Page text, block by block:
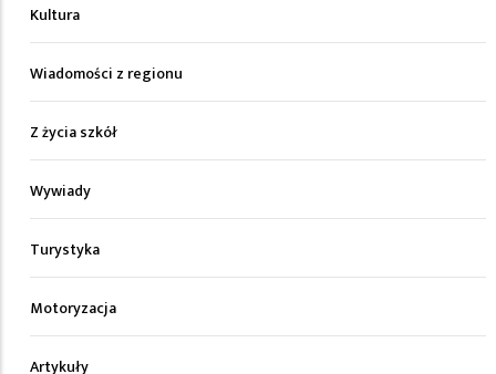
Kultura
Wiadomości z regionu
Z życia szkół
Wywiady
Turystyka
Motoryzacja
Artykuły